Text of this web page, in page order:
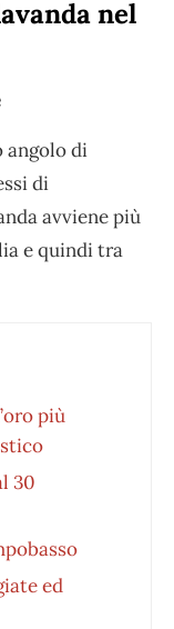
nel
angolo di
di
avviene più
e quindi tra
più
30
ed